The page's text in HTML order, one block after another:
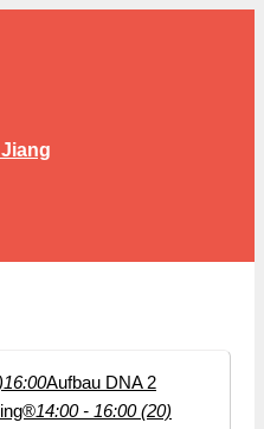
16:00Aufbau DNA 2
14:00 - 16:00 (20)